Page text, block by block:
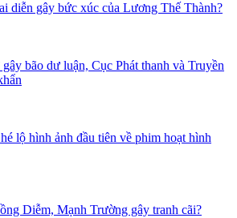
diễn gây bức xúc của Lương Thế Thành?
gây bão dư luận, Cục Phát thanh và Truyền
lộ hình ảnh đầu tiên về phim hoạt hình
Diễm, Mạnh Trường gây tranh cãi?